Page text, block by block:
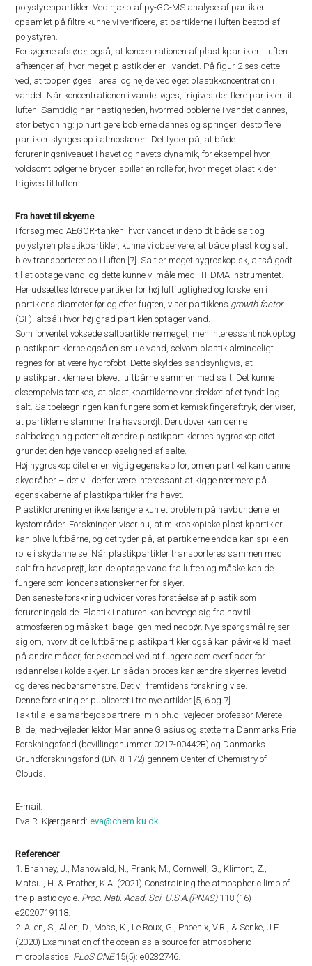
polystyrenpartikler. Ved hjælp af py-GC-MS analyse af partikler
opsamlet på filtre kunne vi verificere, at partiklerne i luften bestod af
polystyren.
Forsøgene afslører også, at koncentrationen af plastikpartikler i luften
afhænger af, hvor meget plastik der er i vandet. På figur 2 ses dette
ved, at toppen øges i areal og højde ved øget plastikkoncentration i
vandet. Når koncentrationen i vandet øges, frigives der flere partikler til
luften. Samtidig har hastigheden, hvormed boblerne i vandet dannes,
stor betydning: jo hurtigere boblerne dannes og springer, desto flere
partikler slynges op i atmosfæren. Det tyder på, at både
forureningsniveauet i havet og havets dynamik, for eksempel hvor
voldsomt bølgerne bryder, spiller en rolle for, hvor meget plastik der
frigives til luften.
Fra havet til skyerne
I forsøg med AEGOR-tanken, hvor vandet indeholdt både salt og
polystyren plastikpartikler, kunne vi observere, at både plastik og salt
blev transporteret op i luften [7]. Salt er meget hygroskopisk, altså godt
til at optage vand, og dette kunne vi måle med HT-DMA instrumentet.
Her udsættes tørrede partikler for høj luftfugtighed og forskellen i
partiklens diameter før og efter fugten, viser partiklens growth factor
(GF), altså i hvor høj grad partiklen optager vand.
Som forventet voksede saltpartiklerne meget, men interessant nok optog
plastikpartiklerne også en smule vand, selvom plastik almindeligt
regnes for at være hydrofobt. Dette skyldes sandsynligvis, at
plastikpartiklerne er blevet luftbårne sammen med salt. Det kunne
eksempelvis tænkes, at plastikpartiklerne var dækket af et tyndt lag
salt. Saltbelægningen kan fungere som et kemisk fingeraftryk, der viser,
at partiklerne stammer fra havsprøjt. Derudover kan denne
saltbelægning potentielt ændre plastikpartiklernes hygroskopicitet
grundet den høje vandopløselighed af salte.
Høj hygroskopicitet er en vigtig egenskab for, om en partikel kan danne
skydråber – det vil derfor være interessant at kigge nærmere på
egenskaberne af plastikpartikler fra havet.
Plastikforurening er ikke længere kun et problem på havbunden eller
kystområder. Forskningen viser nu, at mikroskopiske plastikpartikler
kan blive luftbårne, og det tyder på, at partiklerne endda kan spille en
rolle i skydannelse. Når plastikpartikler transporteres sammen med
salt fra havsprøjt, kan de optage vand fra luften og måske kan de
fungere som kondensationskerner for skyer.
Den seneste forskning udvider vores forståelse af plastik som
forureningskilde. Plastik i naturen kan bevæge sig fra hav til
atmosfæren og måske tilbage igen med nedbør. Nye spørgsmål rejser
sig om, hvorvidt de luftbårne plastikpartikler også kan påvirke klimaet
på andre måder, for eksempel ved at fungere som overflader for
isdannelse i kolde skyer. En sådan proces kan ændre skyernes levetid
og deres nedbørsmønstre. Det vil fremtidens forskning vise.
Denne forskning er publiceret i tre nye artikler [5, 6 og 7].
Tak til alle samarbejdspartnere, min ph.d.-vejleder professor Merete
Bilde, med-vejleder lektor Marianne Glasius og støtte fra Danmarks Frie
Forskningsfond (bevillingsnummer 0217-00442B) og Danmarks
Grundforskningsfond (DNRF172) gennem Center of Chemistry of
Clouds.
E-mail:
Eva R. Kjærgaard:eva@chem.ku.dk
Referencer
1. Brahney, J., Mahowald, N., Prank, M., Cornwell, G., Klimont, Z.,
Matsui, H. & Prather, K.A. (2021) Constraining the atmospheric limb of
the plastic cycle. Proc. Natl. Acad. Sci. U.S.A.(PNAS)118 (16)
e2020719118.
2. Allen, S., Allen, D., Moss, K., Le Roux, G., Phoenix, V.R., & Sonke, J.E.
(2020) Examination of the ocean as a source for atmospheric
microplastics. PLoS ONE15(5): e0232746.